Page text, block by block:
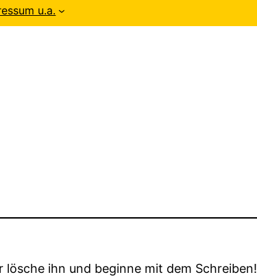
u.a.
ihn und beginne mit dem Schreiben!